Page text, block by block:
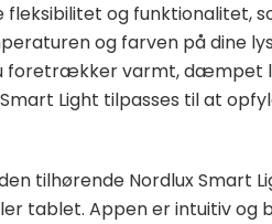
fleksibilitet og funktionalitet,
og farven på dine
foretrækker varmt, dæmpet
Light tilpasses til at
tilhørende Nordlux Smart
tablet. Appen er intuitiv og